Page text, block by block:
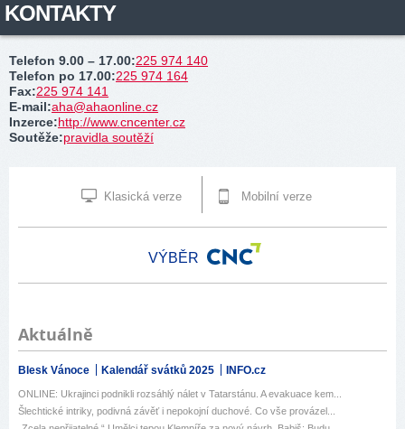
KONTAKTY
Telefon 9.00 – 17.00:225 974 140
Telefon po 17.00:225 974 164
Fax:225 974 141
E-mail:aha@ahaonline.cz
Inzerce:http://www.cncenter.cz
Soutěže:pravidla soutěží
Klasická verze Mobilní verze
VÝBĚR
Aktuálně
Blesk Vánoce Kalendář svátků 2025 INFO.cz
ONLINE: Ukrajinci podnikli rozsáhlý nálet v Tatarstánu. A evakuace kem...
Šlechtické intriky, podivná závěť i nepokojní duchové. Co vše provázel...